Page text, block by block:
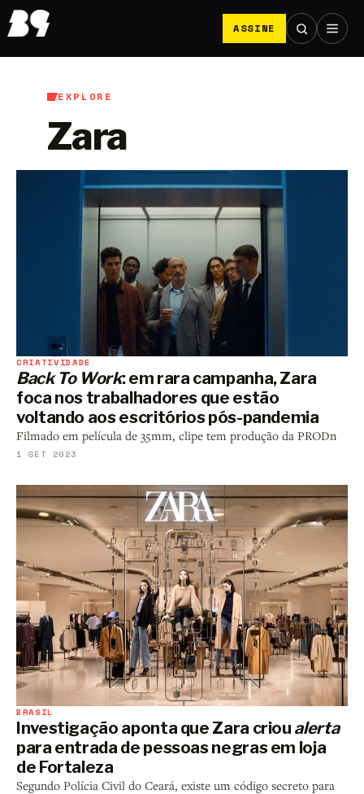
ASSINE
EXPLORE
Zara
CRIATIVIDADE
Back To Work: em rara campanha, Zara
foca nos trabalhadores que estão
voltando aos escritórios pós-pandemia
Filmado em película de 35mm, clipe tem produção da PRODn
1 SET 2023
BRASIL
Investigação aponta que Zara criou alerta
para entrada de pessoas negras em loja
de Fortaleza
Segundo Polícia Civil do Ceará, existe um código secreto para